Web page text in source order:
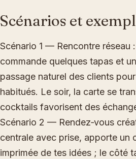
Scénarios et
Scénario 1 — Rencontre réseau
commande quelques tapas et
passage naturel des clients
habitués. Le soir, la carte se
cocktails favorisent des
Scénario 2 — Rendez‑vous
centrale avec prise, apporte un
imprimée de tes idées ; le côté